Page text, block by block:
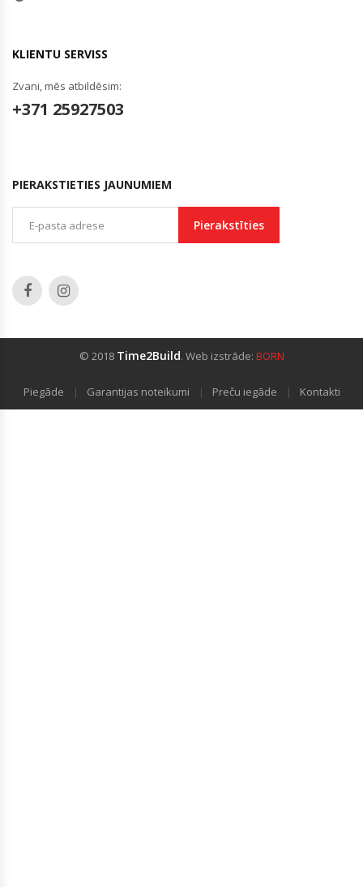
KLIENTU SERVISS
Zvani, mēs atbildēsim:
+371 25927503
PIERAKSTIETIES JAUNUMIEM
Pierakstīties
© 2018 Time2Build. Web izstrāde: BORN
Piegāde Garantijas noteikumi Preču iegāde Kontakti